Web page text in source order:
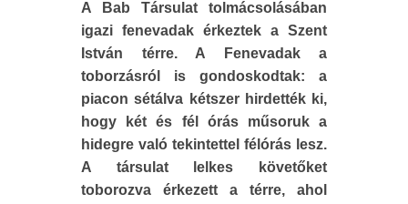
A Bab Társulat tolmácsolásában
igazi fenevadak érkeztek a Szent
István térre. A Fenevadak a
toborzásról is gondoskodtak: a
piacon sétálva kétszer hirdették ki,
hogy két és fél órás műsoruk a
hidegre való tekintettel félórás lesz.
A társulat lelkes követőket
toborozva érkezett a térre, ahol